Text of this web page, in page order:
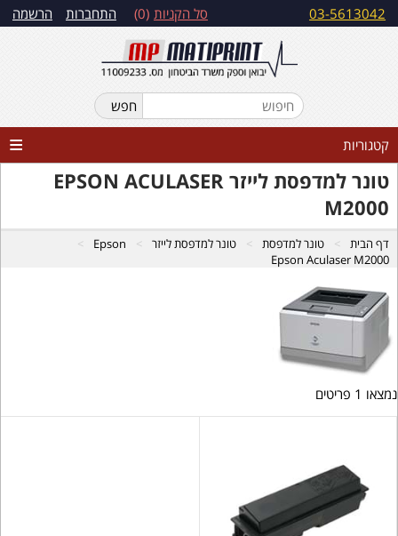
התחברות הרשמה סל הקניות 0 03-5613042
קטגוריות
טונר למדפסת לייזר EPSON ACULASER
M2000
דף הבית טונר למדפסת טונר למדפסת לייזר
Epson
Epson Aculaser M2000
נמצאו 1 פריטים